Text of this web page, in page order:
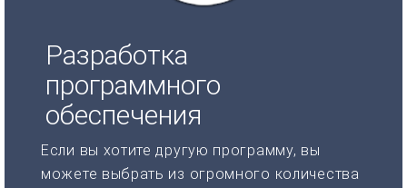
Разработка
программного
обеспечения
Если вы хотите другую программу, вы
можете выбрать из огромного количества